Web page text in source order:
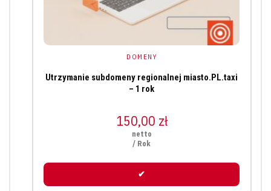
DOMENY
Utrzymanie subdomeny regionalnej miasto.PL.taxi
– 1 rok
150,00 zł
netto
/ Rok
✔